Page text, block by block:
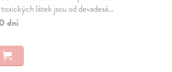
látek jsou od devadesá...
dní